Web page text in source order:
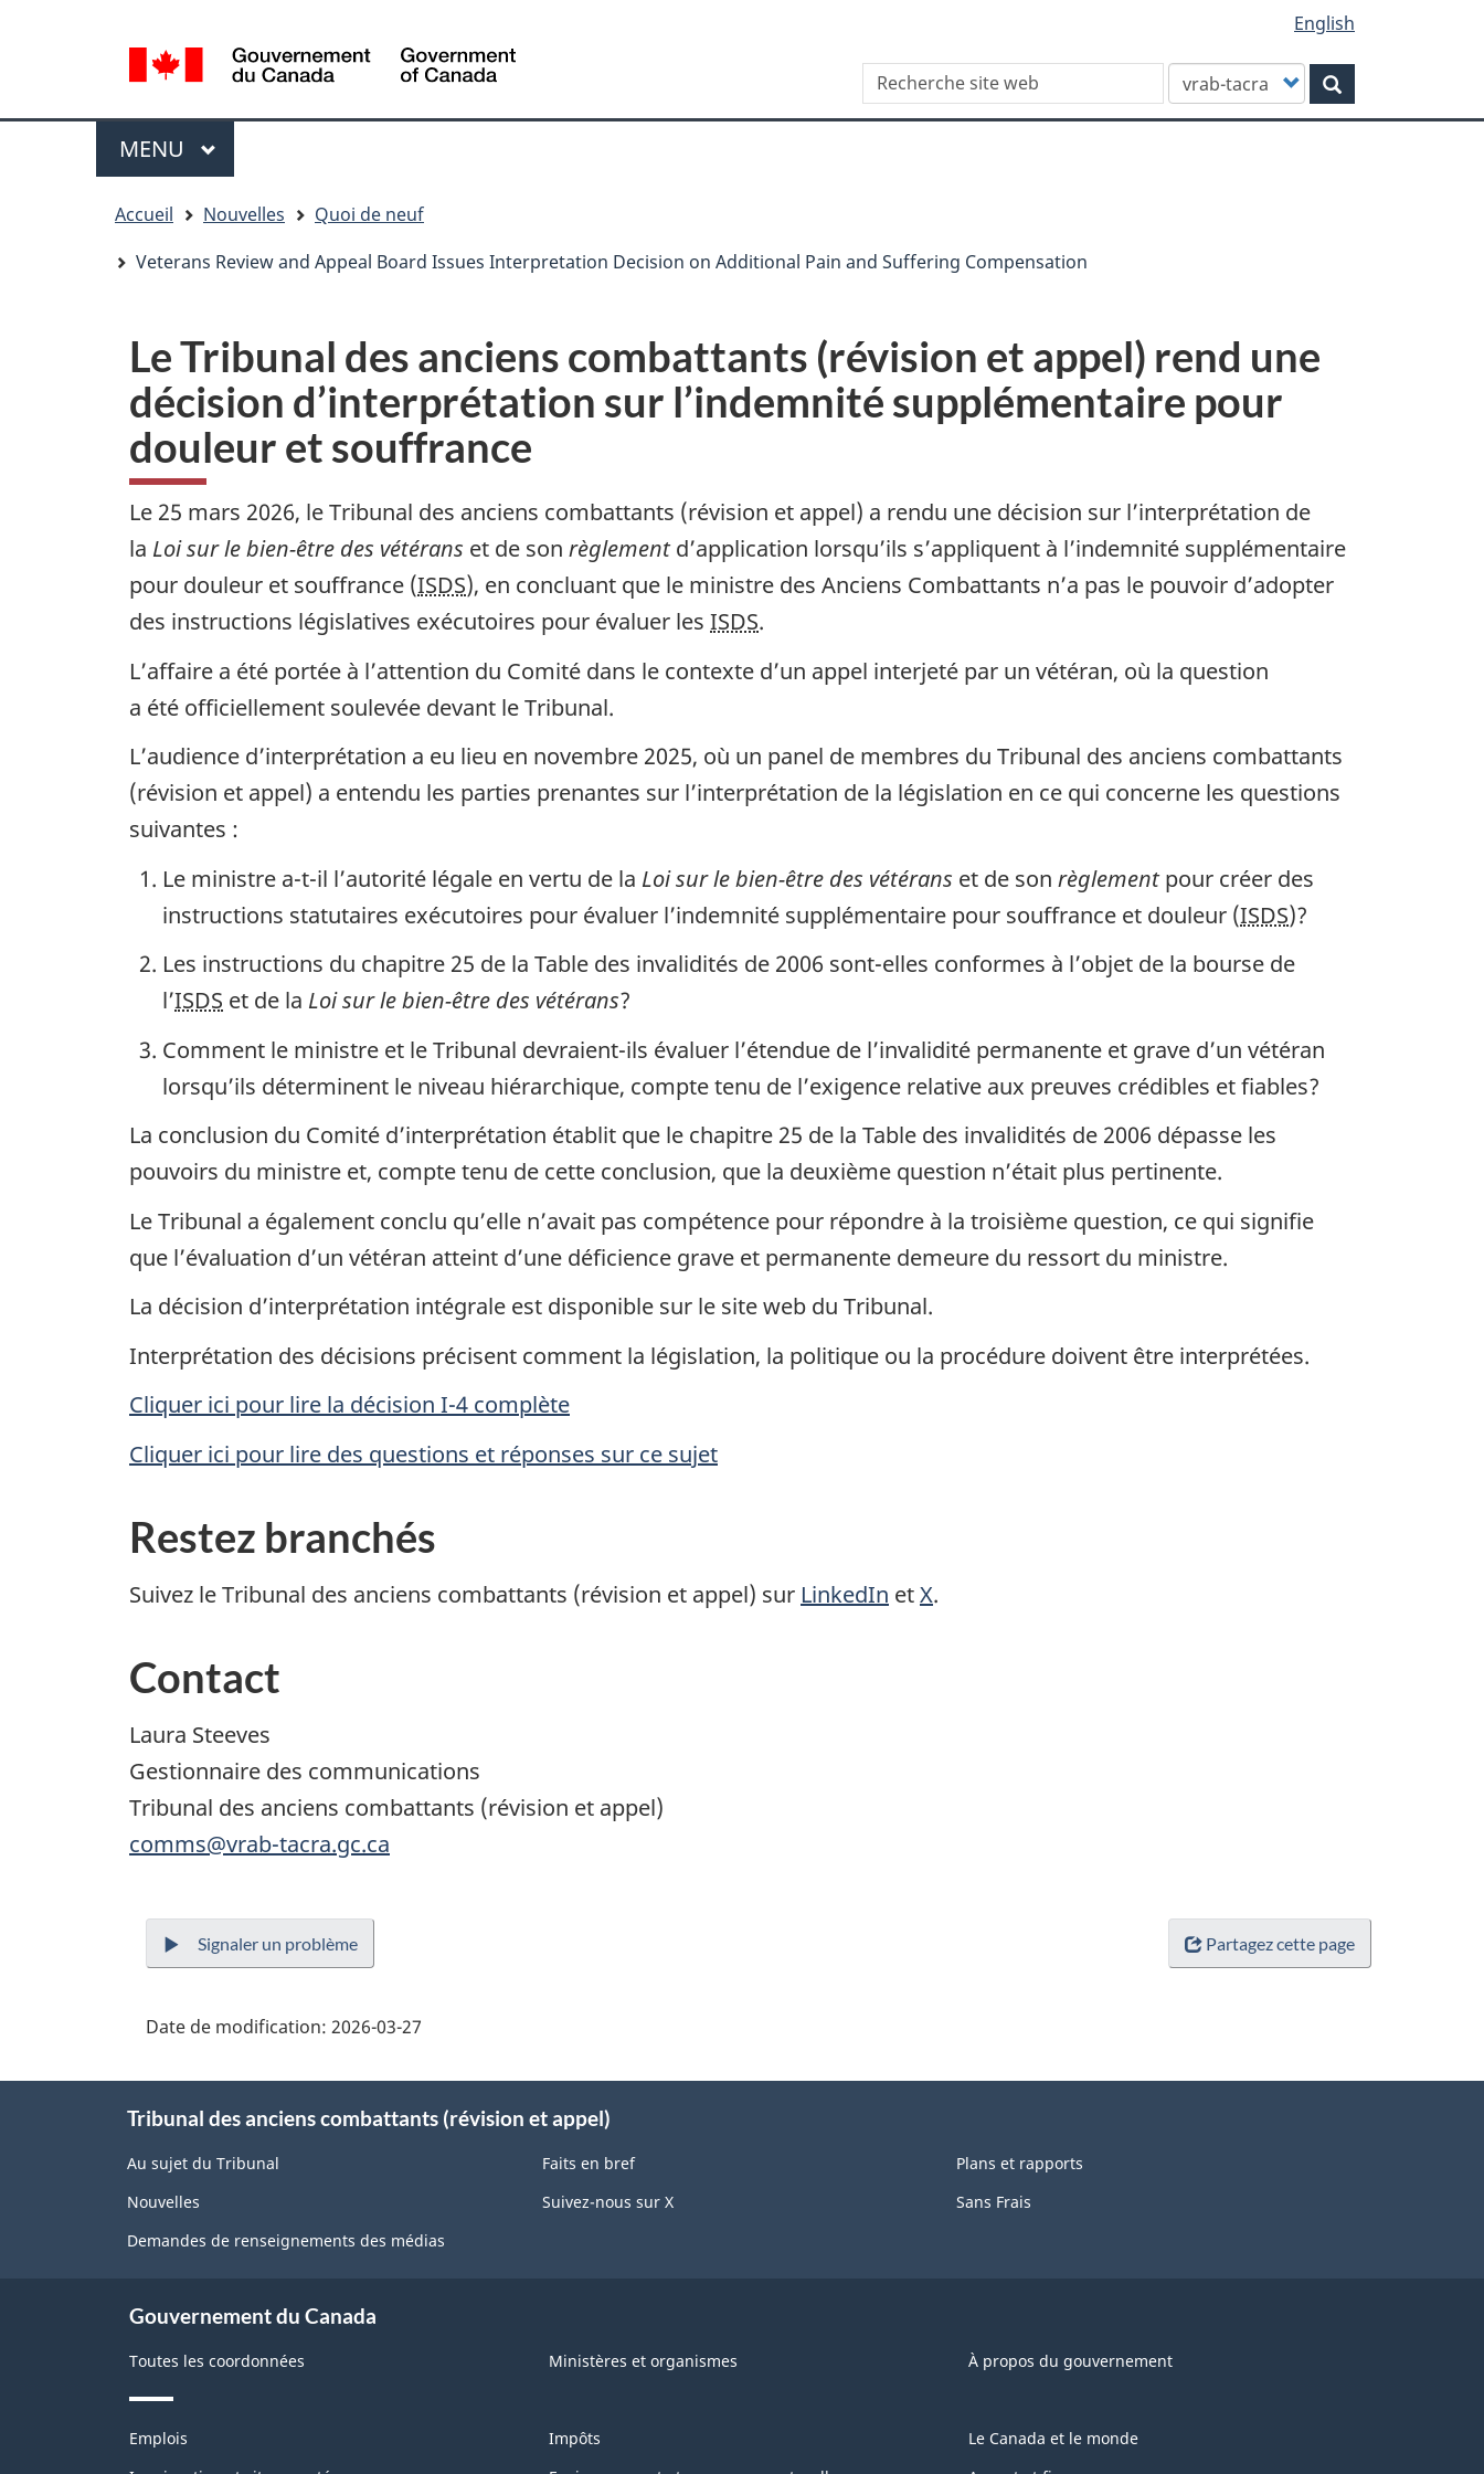
de
langue
Language
English
Recherche
site
web
Customize
your
search
Menu
MENU PRINCIPAL
Accueil Nouvelles
Quoi de neuf
Veterans Review and Appeal Board Issues Interpretation Decision on Additional Pain and Suffering Compensation
Le Tribunal des anciens combattants (révision et appel) rend une
décision d’interprétation sur l’indemnité supplémentaire pour
douleur et souffrance
Le 25 mars 2026, le Tribunal des anciens combattants (révision et appel) a rendu une décision sur l’interprétation de
la Loi sur le bien-être des vétérans et de son règlementd’application lorsqu’ils s’appliquent à l’indemnité supplémentaire
pour douleur et souffrance (ISDS), en concluant que le ministre des Anciens Combattants n’a pas le pouvoir d’adopter
des instructions législatives exécutoires pour évaluer les ISDS.
L’affaire a été portée à l’attention du Comité dans le contexte d’un appel interjeté par un vétéran, où la question
a été officiellement soulevée devant le Tribunal.
L’audience d’interprétation a eu lieu en novembre 2025, où un panel de membres du Tribunal des anciens combattants
(révision et appel) a entendu les parties prenantes sur l’interprétation de la législation en ce qui concerne les questions
suivantes :
Le ministre a-t-il l’autorité légale en vertu de la Loi sur le bien-être des vétérans et de son règlementpour créer des
instructions statutaires exécutoires pour évaluer l’indemnité supplémentaire pour souffrance et douleur (ISDS)?
Les instructions du chapitre 25 de la Table des invalidités de 2006 sont-elles conformes à l’objet de la bourse de
l’ISDS et de la Loi sur le bien-être des vétérans?
Comment le ministre et le Tribunal devraient-ils évaluer l’étendue de l’invalidité permanente et grave d’un vétéran
lorsqu’ils déterminent le niveau hiérarchique, compte tenu de l’exigence relative aux preuves crédibles et fiables?
La conclusion du Comité d’interprétation établit que le chapitre 25 de la Table des invalidités de 2006 dépasse les
pouvoirs du ministre et, compte tenu de cette conclusion, que la deuxième question n’était plus pertinente.
Le Tribunal a également conclu qu’elle n’avait pas compétence pour répondre à la troisième question, ce qui signifie
que l’évaluation d’un vétéran atteint d’une déficience grave et permanente demeure du ressort du ministre.
La décision d’interprétation intégrale est disponible sur le site web du Tribunal.
Interprétation des décisions précisent comment la législation, la politique ou la procédure doivent être interprétées.
Cliquer ici pour lire la décision I-4 complète
Cliquer ici pour lire des questions et réponses sur ce sujet
Restez branchés
Suivez le Tribunal des anciens combattants (révision et appel) sur LinkedIn etX.
Contact
Laura Steeves
Gestionnaire des communications
Tribunal des anciens combattants (révision et appel)
comms@vrab-tacra.gc.ca
Signaler un problème Partagez cette page
Date de modification: 2026-03-27
this
site
Tribunal des anciens combattants (révision et appel)
Au sujet du Tribunal Faits en bref
Plans et rapports
Nouvelles
Suivez-nous sur X
Sans Frais
Demandes de renseignements des médias
Gouvernement du Canada
Toutes les coordonnées Ministères et organismes À propos du gouvernement
Thèmes
Emplois
Impôts
Le Canada et le monde